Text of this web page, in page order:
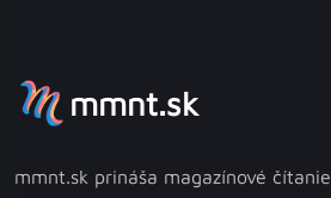
mmnt.sk
mmnt.sk prináša magazínové čítanie